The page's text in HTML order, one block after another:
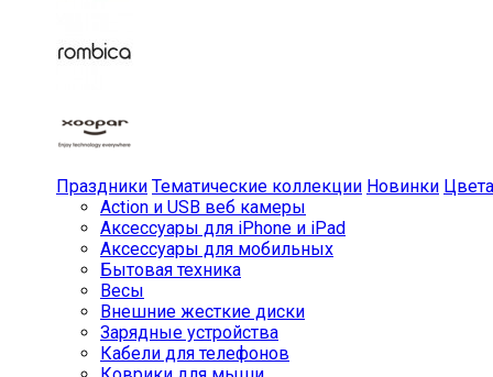
Праздники Тематические коллекции Новинки Цвета
Action и USB веб камеры
Аксессуары для iPhone и iPad
Аксессуары для мобильных
Бытовая техника
Весы
Внешние жесткие диски
Зарядные устройства
Кабели для телефонов